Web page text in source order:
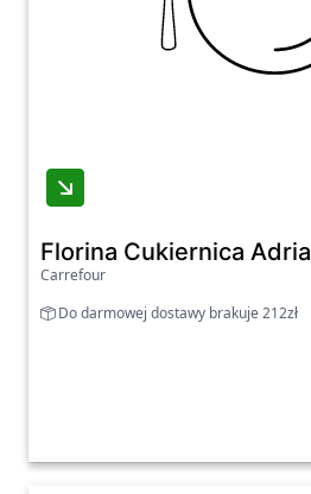
Florina Cukiernica Adria
Carrefour
Do darmowej dostawy brakuje 212zł